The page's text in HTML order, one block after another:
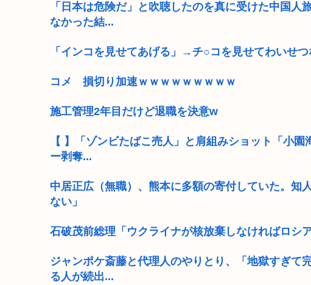
「日本は危険だ」と吹聴したのを真に受けた中国
なかった結...
「インコを見せてあげる」→チ○コを見せてわいせ
コメ 損切り加速ｗｗｗｗｗｗｗｗｗ
施工管理2年目だけど退職を決意w
【 】「ゾンビたばこ売人」と肩組みショット「小
ー剥奪...
中居正広（無職）、熊本に多額の寄付していた。知
ない」
石破茂前総理「ウクライナが核放棄しなければロシ
ジャンポケ斎藤と代理人のやりとり、「地獄すぎ
る人が続出...